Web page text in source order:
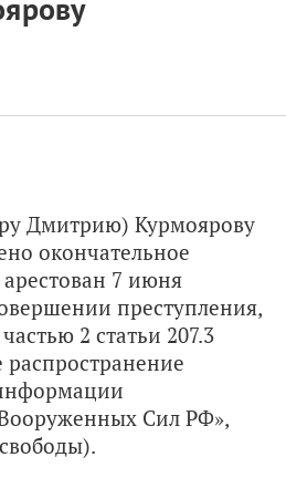
Дмитрию) Курмоярову
окончательное
7 июня
преступления,
2 статьи 207.3
Сил РФ»,